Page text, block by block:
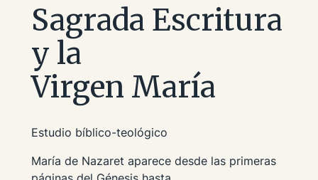
Sagrada Escritura
y la
Virgen María
Estudio bíblico-teológico
María de Nazaret aparece desde las primeras